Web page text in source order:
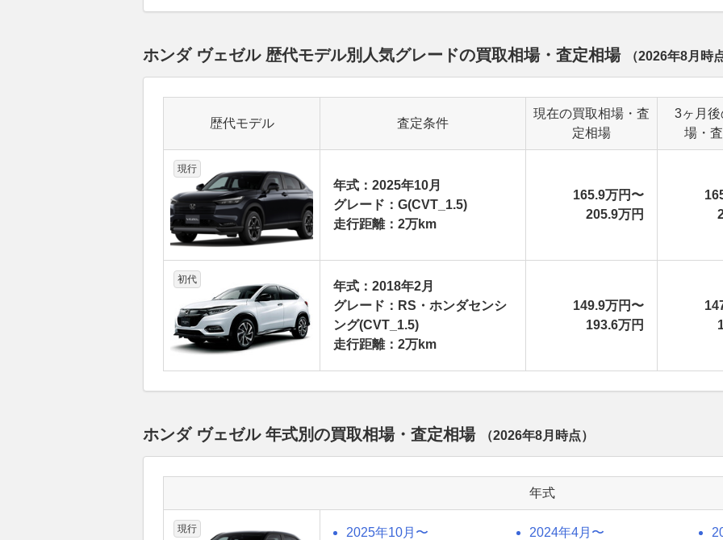
ホンダ ヴェゼル 歴代モデル別人気グレードの買取相場・査定相場 （2026年8月 時
歴代モデル 査定条件
現在の買取相場・査
定相場
3ヶ月
場・
現行
年式：2025年10月
グレード：G(CVT_1.5)
走行距離：2万km
165.9万円〜
205.9万円
初代
年式：2018年2月
グレード：RS・ホンダセンシ
ング(CVT_1.5)
走行距離：2万km
149.9万円〜
193.6万円
ホンダ ヴェゼル 年式別の買取相場・査定相場 （2026年8月 時点）
年式
現行 2025年10月〜 2024年4月〜